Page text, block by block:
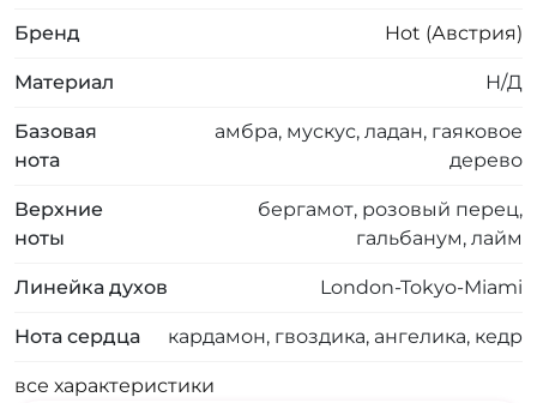
Бренд Hot (Австрия)
Материал Н/Д
Базовая
нота
амбра, мускус, ладан, гаяковое
дерево
Верхние
ноты
бергамот, розовый перец,
гальбанум, лайм
Линейка духов London-Tokyo-Miami
Нота сердца кардамон, гвоздика, ангелика, кедр
все характеристики